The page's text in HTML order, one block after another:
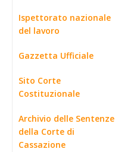
Ispettorato nazionale
del lavoro
Gazzetta Ufficiale
Sito Corte
Costituzionale
Archivio delle Sentenze
della Corte di
Cassazione